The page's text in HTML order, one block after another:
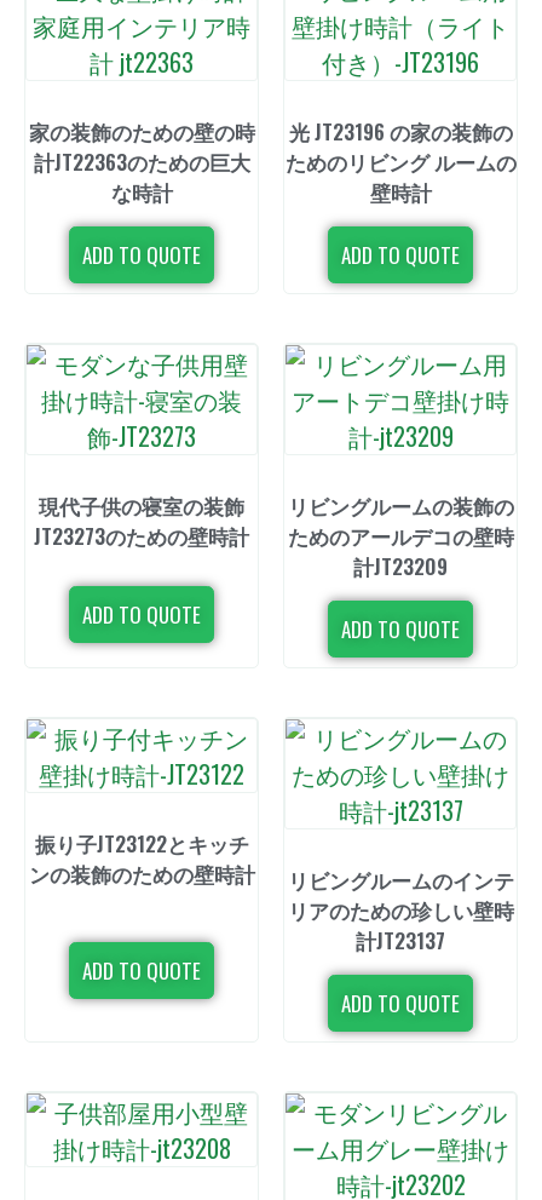
家の装飾のための壁の時
計JT22363のための巨大
な時計
ADD TO QUOTE
光 JT23196 の家の装飾の
ためのリビング ルームの
壁時計
ADD TO QUOTE
現代子供の寝室の装飾
JT23273のための壁時計
ADD TO QUOTE
リビングルームの装飾の
ためのアールデコの壁時
計JT23209
ADD TO QUOTE
振り子JT23122とキッチ
ンの装飾のための壁時計
ADD TO QUOTE
リビングルームのインテ
リアのための珍しい壁時
計JT23137
ADD TO QUOTE